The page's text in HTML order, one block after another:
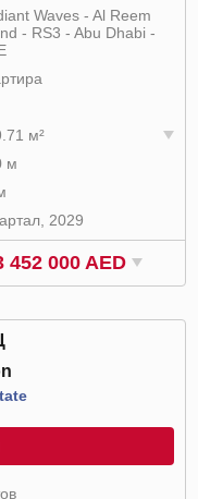
Waves - Al Reem
- RS3 - Abu Dhabi -
м²
м
2029
452 000 AED